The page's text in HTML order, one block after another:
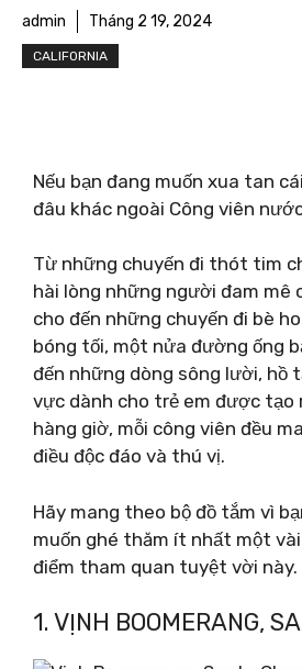
admin Tháng 2 19, 2024
CALIFORNIA
Nếu bạn đang muốn xua tan
đâu khác ngoài Công viên
Từ những chuyến đi thót tim
hài lòng những người đam mê
cho đến những chuyến đi bè
bóng tối, một nửa đường ống
đến những dòng sông lười, hồ
vực dành cho trẻ em được tạo
hàng giờ, mỗi công viên đều
điều độc đáo và thú vị.
Hãy mang theo bộ đồ tắm vì
muốn ghé thăm ít nhất một
điểm tham quan tuyệt vời này.
1. VỊNH BOOMERANG,